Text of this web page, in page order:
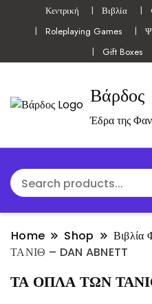
Κεντρική Βιβλία
Roleplaying Games
Gift Boxes
Βάρδος
Έδρα της
Home Shop Βιβλία
ΤΑΝΙΘ – DAN ABNETT
ΤΑ ΟΠΛΑ ΤΩΝ